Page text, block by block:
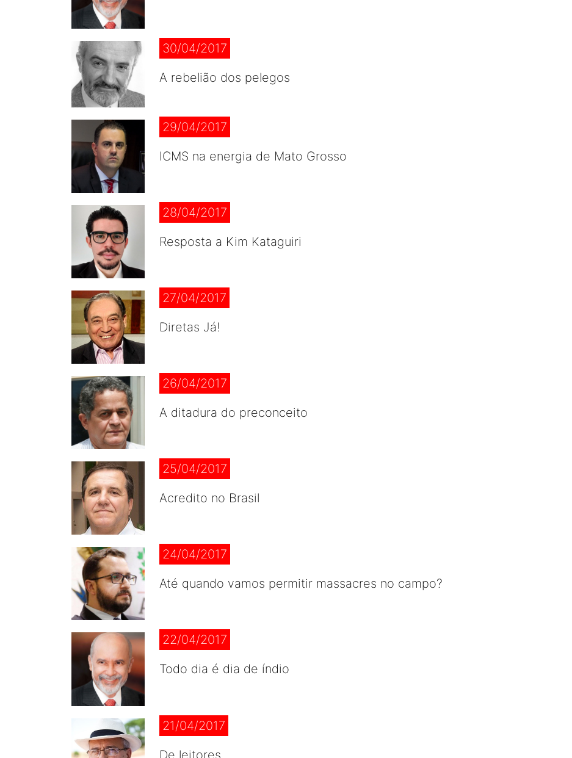
30/04/2017
A rebelião dos pelegos
29/04/2017
ICMS na energia de Mato Grosso
28/04/2017
Resposta a Kim Kataguiri
27/04/2017
Diretas Já!
26/04/2017
A ditadura do preconceito
25/04/2017
Acredito no Brasil
24/04/2017
Até quando vamos permitir massacres no campo?
22/04/2017
Todo dia é dia de índio
21/04/2017
De leitores